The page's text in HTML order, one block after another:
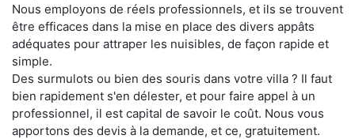
Nous employons de réels professionnels, et ils se trouvent
être efficaces dans la mise en place des divers appâts
adéquates pour attraper les nuisibles, de façon rapide et
simple.
Des surmulots ou bien des souris dans votre villa ? Il faut
bien rapidement s'en délester, et pour faire appel à un
professionnel, il est capital de savoir le coût. Nous vous
apportons des devis à la demande, et ce, gratuitement.